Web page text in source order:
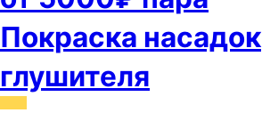
Покраска насадок
глушителя